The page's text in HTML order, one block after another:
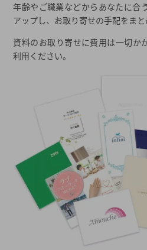
年齢やご職業などからあなたに合
アップし、お取り寄せの手配をまと
資料のお取り寄せに費用は一切か
利用ください。